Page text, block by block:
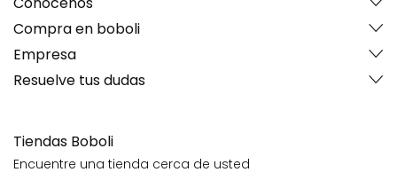
Compra en boboli
Empresa
Resuelve tus dudas
Tiendas Boboli
Encuentre una tienda cerca de usted